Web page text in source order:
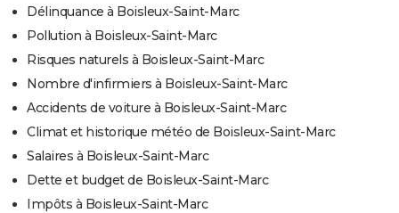
Délinquance à Boisleux-Saint-Marc
Pollution à Boisleux-Saint-Marc
Risques naturels à Boisleux-Saint-Marc
Nombre d'infirmiers à Boisleux-Saint-Marc
Accidents de voiture à Boisleux-Saint-Marc
Climat et historique météo de Boisleux-Saint-Marc
Salaires à Boisleux-Saint-Marc
Dette et budget de Boisleux-Saint-Marc
Impôts à Boisleux-Saint-Marc